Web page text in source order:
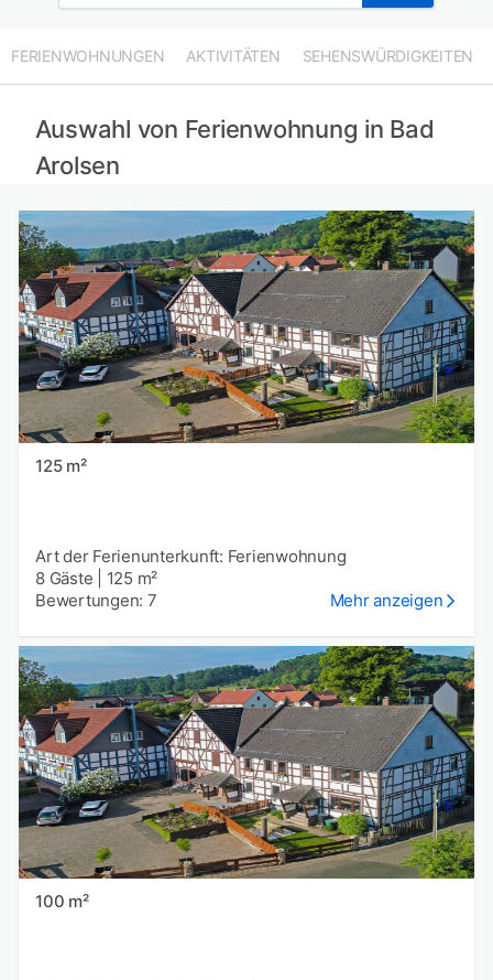
FERIENWOHNUNGEN AKTIVITÄTEN SEHENSWÜRDIGKEITEN
Auswahl von Ferienwohnung in Bad
Arolsen
125 m²
Art der Ferienunterkunft: Ferienwohnung
8 Gäste
125 m²
Bewertungen: 7
Mehr anzeigen
100 m²